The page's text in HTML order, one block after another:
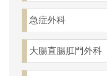
急症外科
大腸直腸肛門外科